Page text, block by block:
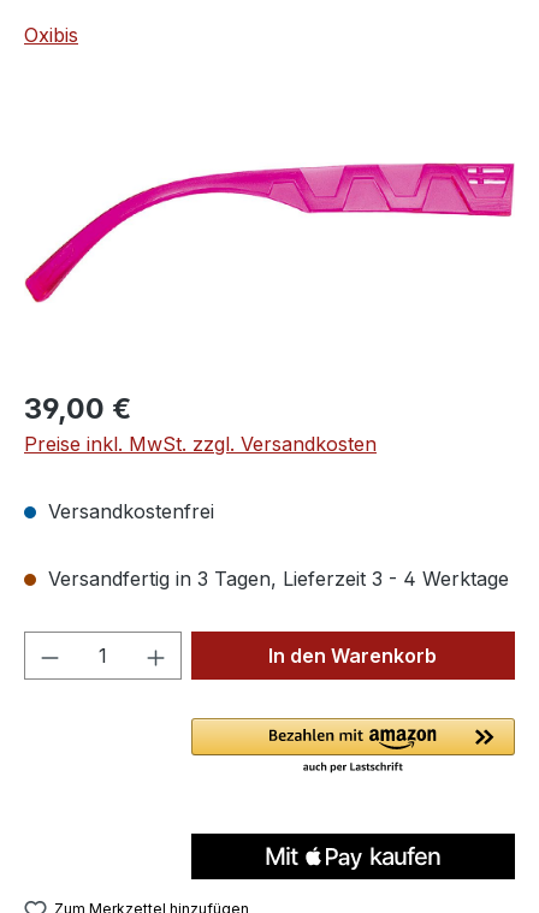
Oxibis
Regulärer Preis:
39,00 €
Preise inkl. MwSt. zzgl. Versandkosten
Versandkostenfrei
Versandfertig in 3 Tagen, Lieferzeit 3 - 4 Werktage
Produkt Anzahl: Gib denIn den Warenkorb
Zum Merkzettel hinzufügen